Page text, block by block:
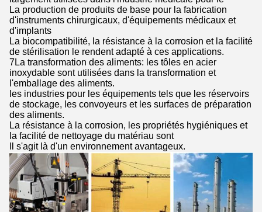
La production de produits de base pour la fabrication
d'instruments chirurgicaux, d'équipements médicaux et
d'implants
La biocompatibilité, la résistance à la corrosion et la facilité
de stérilisation le rendent adapté à ces applications.
7La transformation des aliments: les tôles en acier
inoxydable sont utilisées dans la transformation et
l'emballage des aliments.
les industries pour les équipements tels que les réservoirs
de stockage, les convoyeurs et les surfaces de préparation
des aliments.
La résistance à la corrosion, les propriétés hygiéniques et
la facilité de nettoyage du matériau sont
Il s'agit là d'un environnement avantageux.